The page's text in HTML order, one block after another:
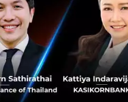
นั่นคือเหตุผลที่ Fastwork ตั้
เขาเชื่อว่า อาชีพใหม่ ๆ จะ
คนกับความต้องการได้อย่าง
แต่ในโลกที่ไม่มีใครการันตีค